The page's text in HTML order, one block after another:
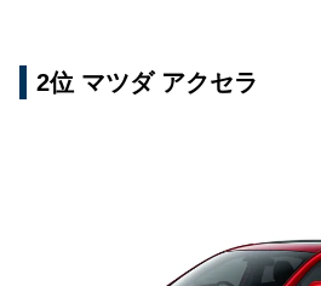
2位 マツダ アクセラ